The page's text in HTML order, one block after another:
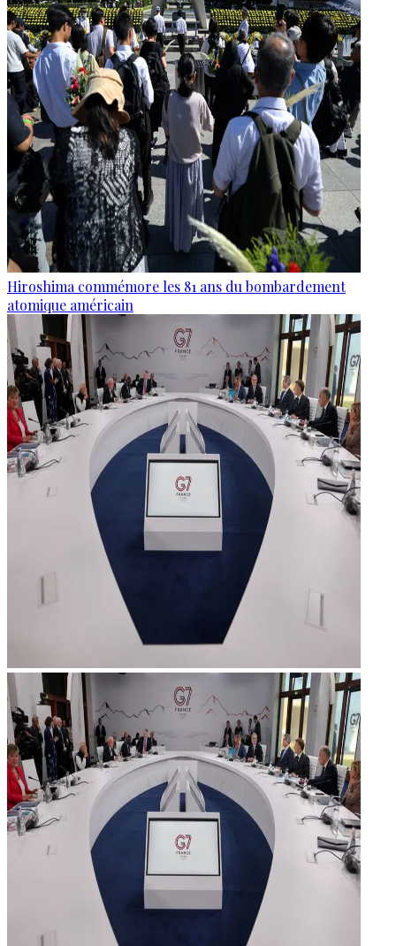
Hiroshima commémore les 81 ans du bombardement
atomique américain